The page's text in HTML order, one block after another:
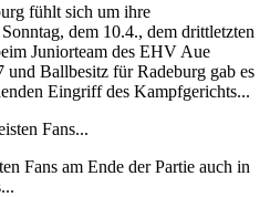
fühlt sich um ihre
dem 10.4., dem drittletzten
Juniorteam des EHV Aue
und Ballbesitz für Radeburg gab es
Eingriff des Kampfgerichts...
Fans am Ende der Partie auch in